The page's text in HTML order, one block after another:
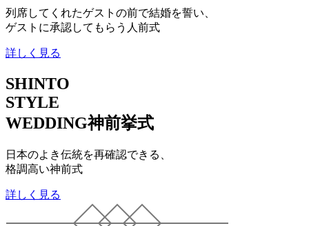
列席してくれたゲストの前で結婚を誓い、
ゲストに承認してもらう人前式
詳しく見る
SHINTO
STYLE
WEDDING神前挙式
日本のよき伝統を再確認できる、
格調高い神前式
詳しく見る